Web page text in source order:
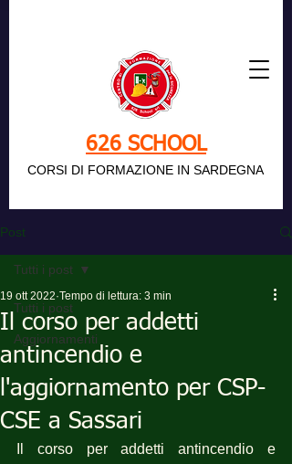
626 SCHOOL
CORSI DI FORMAZIONE IN SARDEGNA
Post
Tutti i post
Aggiornamenti
Tutti i post
Il corso per addetti
antincendio e
l'aggiornamento per CSP-
CSE a Sassari
19 ott 2022 Tempo di lettura: 3 min
Il corso per addetti antincendio e